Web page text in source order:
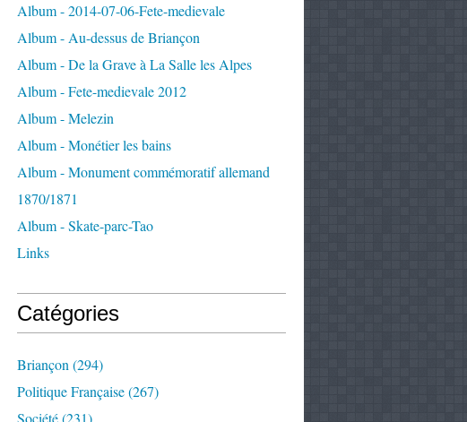
Album - 2014-07-06-Fete-medievale
Album - Au-dessus de Briançon
Album - De la Grave à La Salle les Alpes
Album - Fete-medievale 2012
Album - Melezin
Album - Monétier les bains
Album - Monument commémoratif allemand
1870/1871
Album - Skate-parc-Tao
Links
Catégories
Briançon (294)
Politique Française(267)
Société(231)